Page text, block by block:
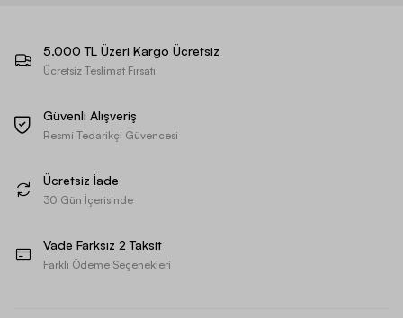
5.000 TL Üzeri Kargo Ücretsiz
Ücretsiz Teslimat Fırsatı
Güvenli Alışveriş
Resmi Tedarikçi Güvencesi
Ücretsiz İade
30 Gün İçerisinde
Vade Farksız 2 Taksit
Farklı Ödeme Seçenekleri